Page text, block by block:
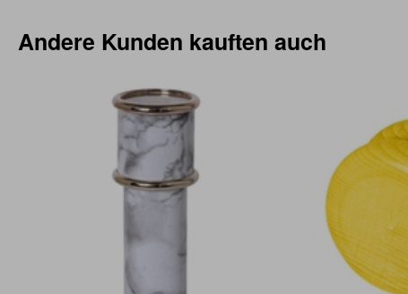
Andere Kunden kauften auch